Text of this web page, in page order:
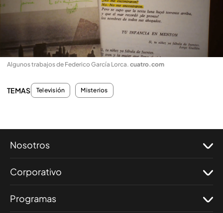
Algunos trabajos de Federico García Lorca. cuatro.com
TEMAS Televisión Misterios
Nosotros
Corporativo
Programas